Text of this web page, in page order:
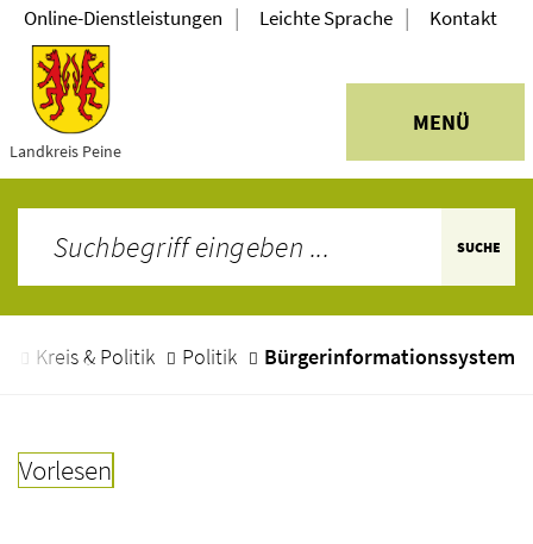
Landkreis Peine
MENÜ
Online-Dienstleistungen | Leichte Sprache | Kontakt
SUCHE
Kreis & Politik Politik Bürgerinformationssystem
Vorlesen